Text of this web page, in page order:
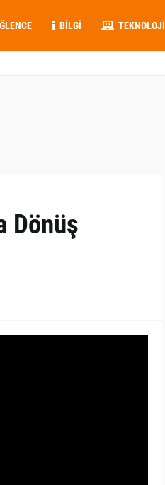
BILGI TEKNOLOJI
Dönüş